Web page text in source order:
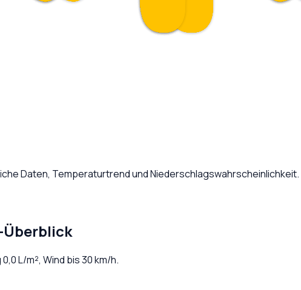
Daten, Temperaturtrend und Niederschlagswahrscheinlichkeit.
Überblick
0,0L/m², Wind bis30km/h.